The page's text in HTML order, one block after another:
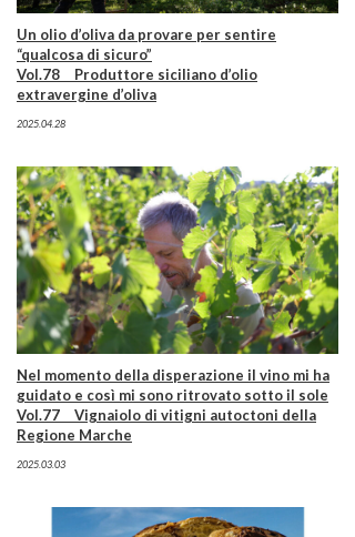
Un olio d’oliva da provare per sentire
“qualcosa di sicuro”
Vol.78 Produttore siciliano d’olio
extravergine d’oliva
2025.04.28
Nel momento della disperazione il vino mi ha
guidato e così mi sono ritrovato sotto il sole
Vol.77 Vignaiolo di vitigni autoctoni della
Regione Marche
2025.03.03